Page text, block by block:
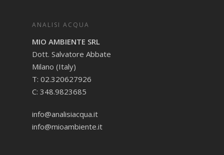
ANALISI ACQUA
MIO AMBIENTE SRL
Dott. Salvatore Abbate
Milano (Italy)
T: 02.320627926
C: 348.9823685
info@analisiacqua.it
info@mioambiente.it